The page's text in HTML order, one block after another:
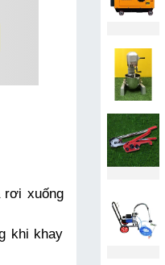
rơi xuống
khi khay